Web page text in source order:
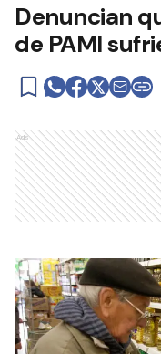
Denuncian
de PAMI
Ads